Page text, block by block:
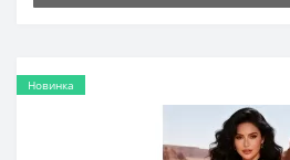
Новинка